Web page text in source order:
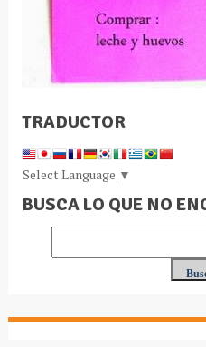
TRADUCTOR
Select Language ▼
BUSCA LO QUE NO